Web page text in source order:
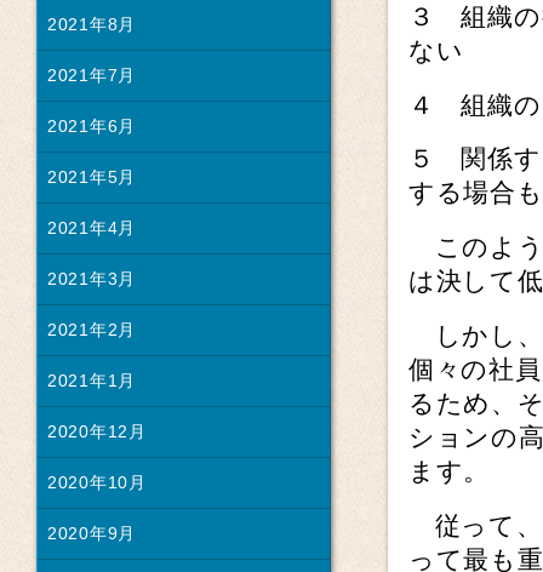
３ 組織の
ない
４ 組織の
５ 関係す
する場合
このよう
は決して
しかし、
個々の社
るため、
ションの
ます。
従って、
って最も
2021年8月
2021年7月
2021年6月
2021年5月
2021年4月
2021年3月
2021年2月
2021年1月
2020年12月
2020年10月
2020年9月